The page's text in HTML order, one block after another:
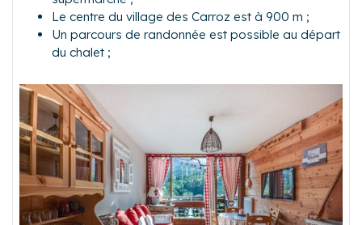
Le centre du village des Carroz est à 900 m ;
Un parcours de randonnée est possible au départ
du chalet ;